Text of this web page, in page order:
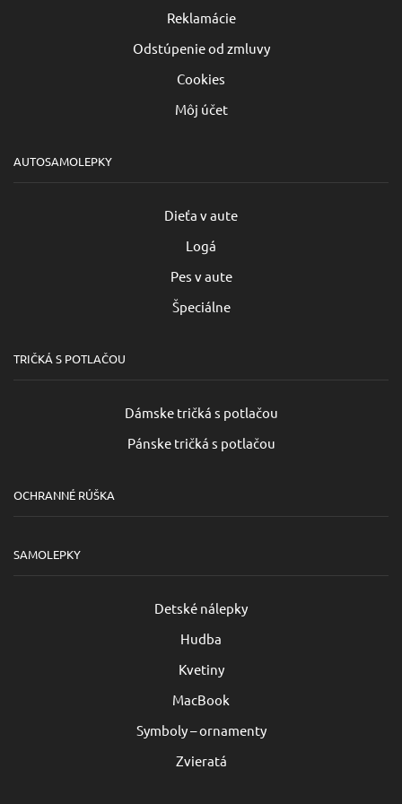
Reklamácie
Odstúpenie od zmluvy
Cookies
Môj účet
AUTOSAMOLEPKY
Dieťa v aute
Logá
Pes v aute
Špeciálne
TRIČKÁ S POTLAČOU
Dámske tričká s potlačou
Pánske tričká s potlačou
OCHRANNÉ RÚŠKA
SAMOLEPKY
Detské nálepky
Hudba
Kvetiny
MacBook
Symboly – ornamenty
Zvieratá